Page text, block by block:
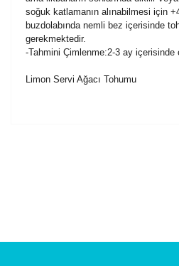
soğuk katlamanın alınabilmesi için
buzdolabında nemli bez içerisinde
gerekmektedir.
-Tahmini Çimlenme:2-3 ay
Limon Servi Ağacı Tohumu